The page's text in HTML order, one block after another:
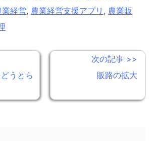
業経営, 農業経営支援アプリ , 農業販
うとら
次の記事 >>
販路の拡大